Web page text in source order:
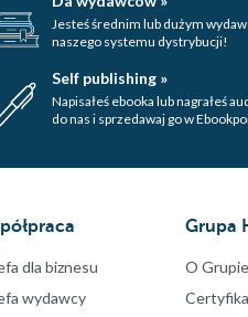
Jesteś średnim lub dużym
naszego systemu dystrybucji!
Self publishing »
Napisałeś ebooka lub nagrałeś
do nas i sprzedawaj go w
dla biznesu
wydawcy
Grupa
O